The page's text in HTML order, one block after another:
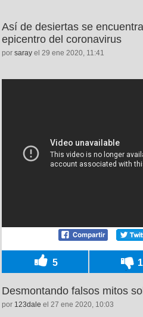
Así de desiertas se
epicentro del coronavirus
por saray el 29 ene 2020, 11:41
5
Desmontando falsos mitos
por 123dale el 27 ene 2020, 10:03